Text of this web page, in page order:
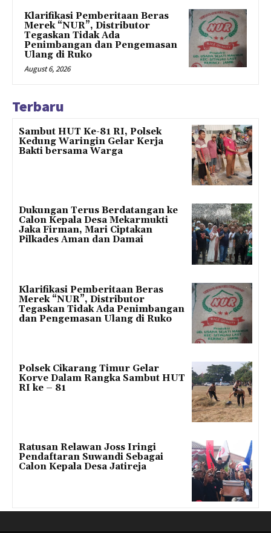
Klarifikasi Pemberitaan Beras
Merek “NUR”, Distributor
Tegaskan Tidak Ada
Penimbangan dan Pengemasan
Ulang di Ruko
August 6, 2026
Terbaru
Sambut HUT Ke-81 RI, Polsek
Kedung Waringin Gelar Kerja
Bakti bersama Warga
Dukungan Terus Berdatangan ke
Calon Kepala Desa Mekarmukti
Jaka Firman, Mari Ciptakan
Pilkades Aman dan Damai
Klarifikasi Pemberitaan Beras
Merek “NUR”, Distributor
Tegaskan Tidak Ada Penimbangan
dan Pengemasan Ulang di Ruko
Polsek Cikarang Timur Gelar
Korve Dalam Rangka Sambut HUT
RI ke – 81
Ratusan Relawan Joss Iringi
Pendaftaran Suwandi Sebagai
Calon Kepala Desa Jatireja